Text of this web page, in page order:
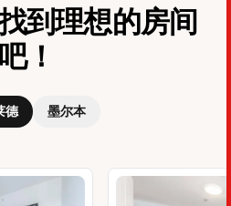
到理想的房间
吧！
德 墨尔本